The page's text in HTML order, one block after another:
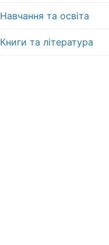
Навчання та освіта
Книги та література